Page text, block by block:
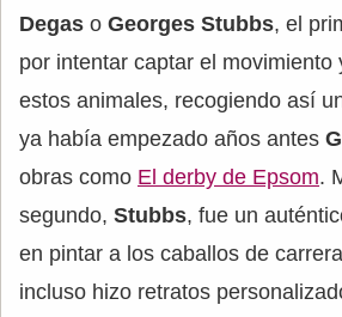
Degas o Georges Stubbs, el
por intentar captar el movimiento
estos animales, recogiendo así
ya había empezado años antes
obras como El derby de Epsom.
segundo, Stubbs, fue un
en pintar a los caballos de
incluso hizo retratos